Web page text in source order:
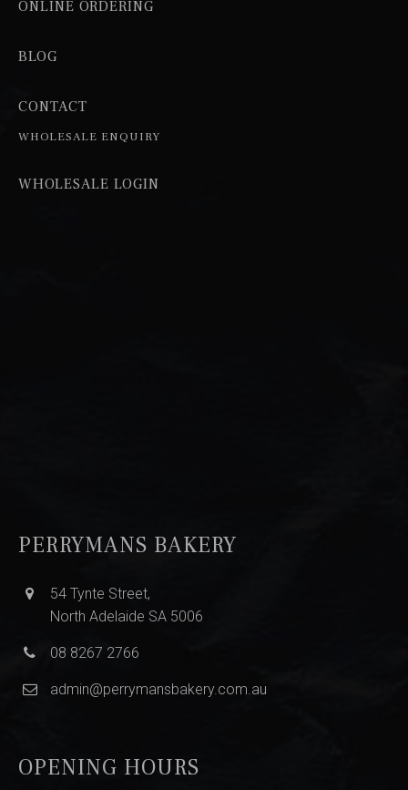
ONLINE ORDERING
BLOG
CONTACT
WHOLESALE ENQUIRY
WHOLESALE LOGIN
PERRYMANS BAKERY
54 Tynte Street,
North Adelaide SA 5006
08 8267 2766
admin@perrymansbakery.com.au
OPENING HOURS